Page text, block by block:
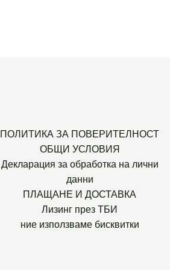
ПОЛИТИКА ЗА ПОВЕРИТЕЛНОСТ
ОБЩИ УСЛОВИЯ
Декларация за обработка на лични
данни
ПЛАЩАНЕ И ДОСТАВКА
Лизинг през ТБИ
ние използваме бисквитки